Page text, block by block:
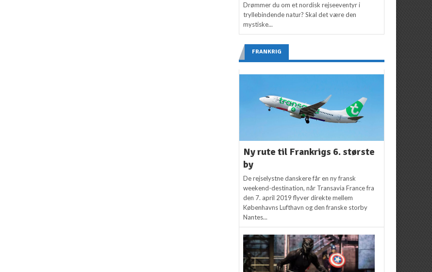
Drømmer du om et nordisk rejseeventyr i
tryllebindende natur? Skal det være den
mystiske...
FRANKRIG
Ny rute til Frankrigs 6. største
by
De rejselystne danskere får en ny fransk
weekend-destination, når Transavia France fra
den 7. april 2019 flyver direkte mellem
Københavns Lufthavn og den franske storby
Nantes...